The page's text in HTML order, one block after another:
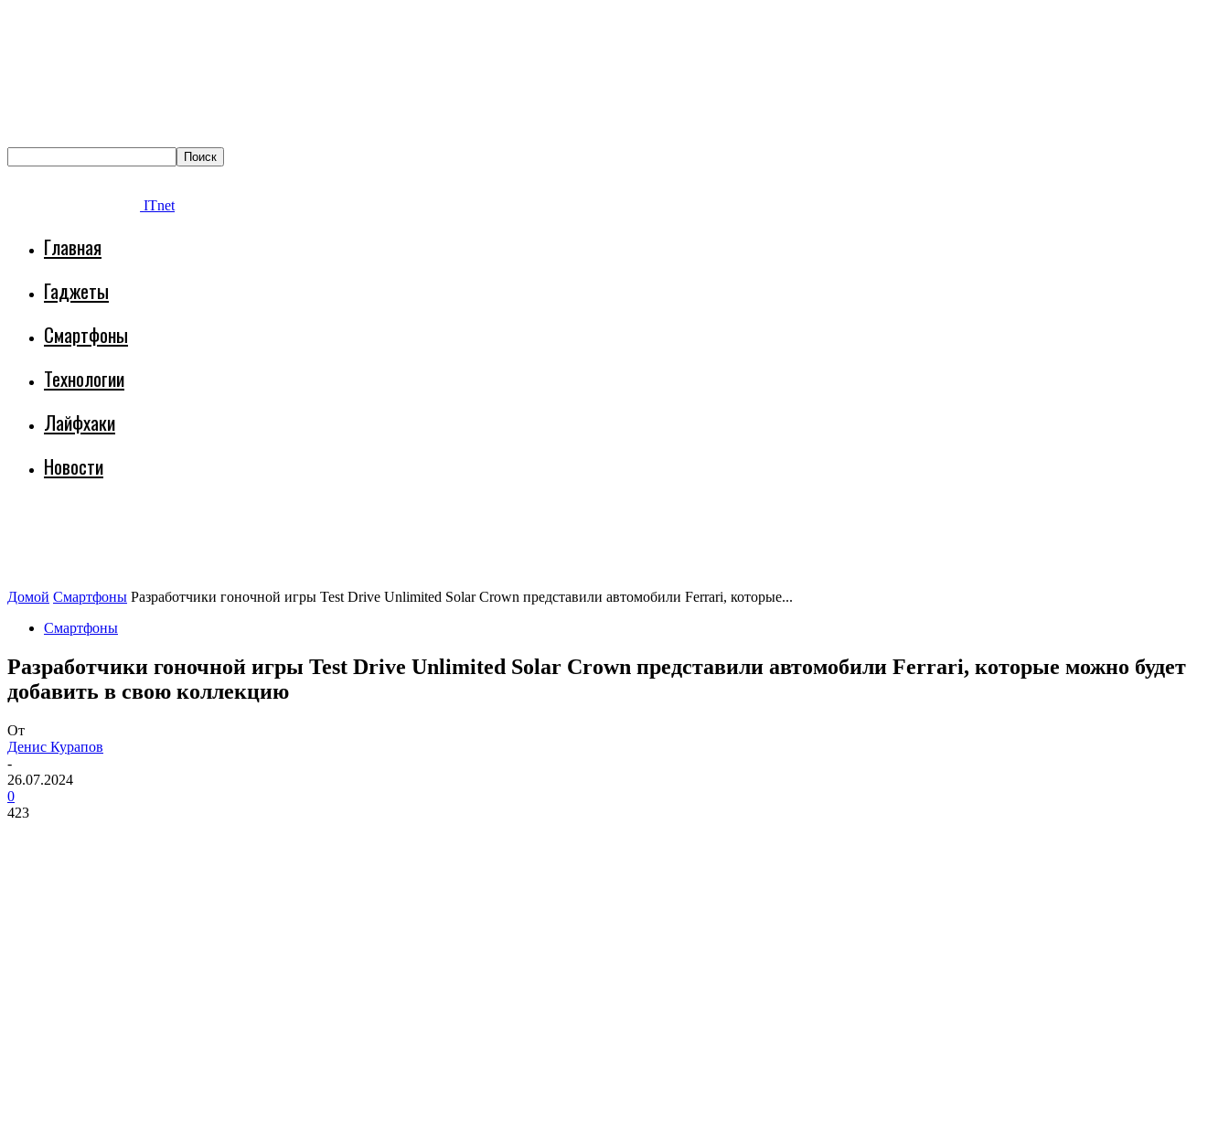
ITnet
Главная
Гаджеты
Смартфоны
Технологии
Лайфхаки
Новости
Домой Смартфоны Разработчики гоночной игры Test Drive Unlimited Solar Crown представили автомобили Ferrari, которые...
Смартфоны
Разработчики гоночной игры Test Drive Unlimited Solar Crown представили автомобили Ferrari, которые можно будет
добавить в свою коллекцию
От
Денис Курапов
-
26.07.2024
0
423